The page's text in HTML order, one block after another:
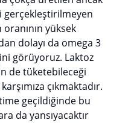
gerçekleştirilmeyen
yüksek
dolayı da omega 3
görüyoruz. Laktoz
de tüketebileceği
çıkmaktadır.
geçildiğinde bu
da yansıyacaktır